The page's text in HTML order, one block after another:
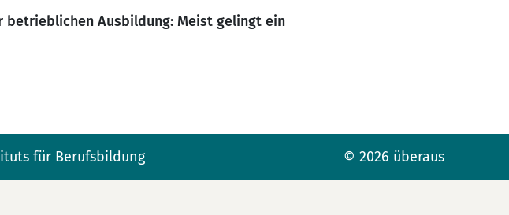
betrieblichen Ausbildung: Meist gelingt ein
für Berufsbildung © 2026 überaus